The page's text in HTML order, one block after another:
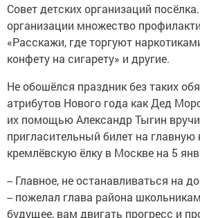
Совет детских организаций
организации множество
«Расскажи, где торгуют
конфету на сигарету» и другие.
Не обошёлся праздник без таких
атрибутов Нового года как Дед
их помощью Александр Тыгин
пригласительный билет на
кремлёвскую ёлку в Москве на 5
-- Главное, не останавливаться на
-- пожелал глава района
будущее, вам двигать прогресс и